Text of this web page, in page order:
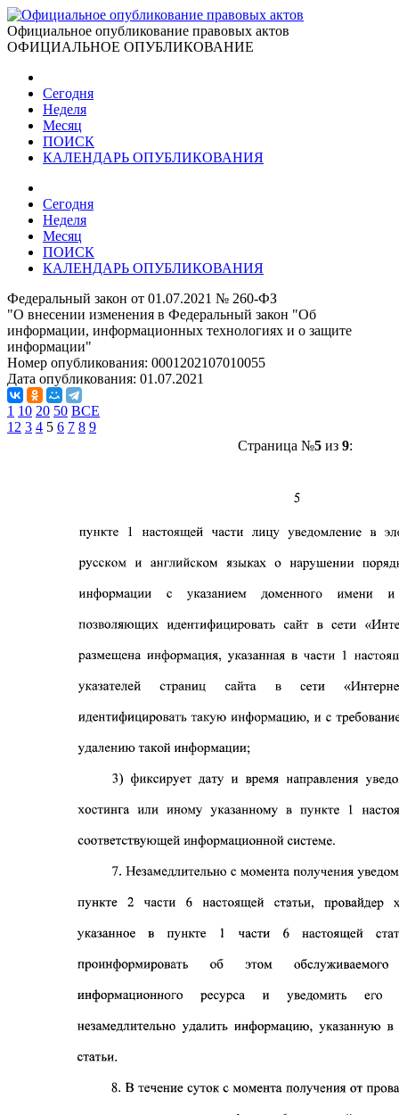
Официальное опубликование правовых актов
ОФИЦИАЛЬНОЕ ОПУБЛИКОВАНИЕ
Сегодня
Неделя
Месяц
ПОИСК
КАЛЕНДАРЬ ОПУБЛИКОВАНИЯ
Сегодня
Неделя
Месяц
ПОИСК
КАЛЕНДАРЬ ОПУБЛИКОВАНИЯ
Федеральный закон от 01.07.2021 № 260-ФЗ
"О внесении изменения в Федеральный закон "Об
информации, информационных технологиях и о защите
информации"
Номер опубликования: 0001202107010055
Дата опубликования: 01.07.2021
1 10 20 50 ВСЕ
1 2 3 4 5 6 7 8 9
Страница №5из 9: